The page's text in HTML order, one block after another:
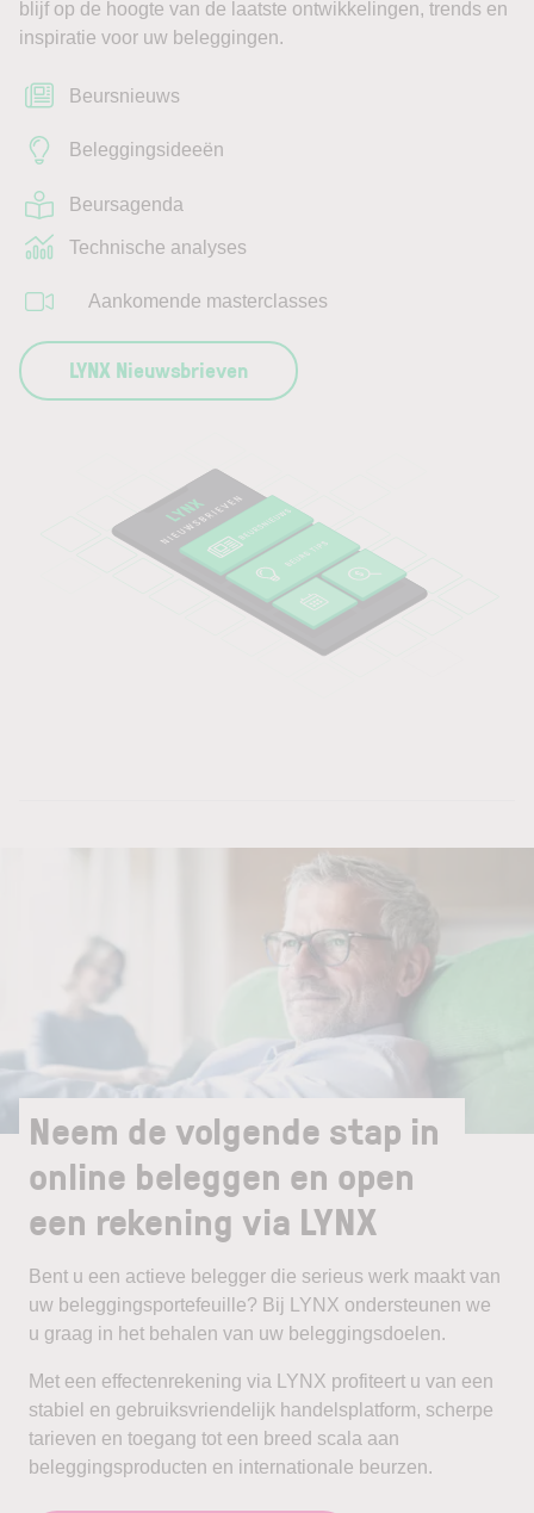
blijf op de hoogte van de laatste ontwikkelingen, trends en
inspiratie voor uw beleggingen.
Beursnieuws
Beleggingsideeën
Beursagenda
Technische analyses
Aankomende masterclasses
LYNX Nieuwsbrieven
Neem de volgende stap in
online beleggen en open
een rekening via LYNX
Bent u een actieve belegger die serieus werk maakt van
uw beleggingsportefeuille? Bij LYNX ondersteunen we
u graag in het behalen van uw beleggingsdoelen.
Met een effectenrekening via LYNX profiteert u van een
stabiel en gebruiksvriendelijk handelsplatform, scherpe
tarieven en toegang tot een breed scala aan
beleggingsproducten en internationale beurzen.